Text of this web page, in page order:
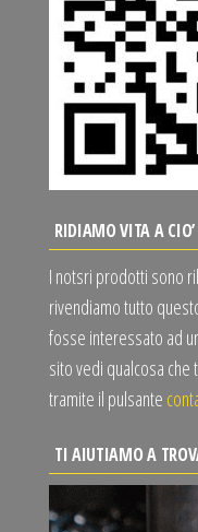
RIDIAMO VITA A
I notsri prodotti sono
rivendiamo tutto
fosse interessato ad
sito vedi qualcosa
tramite il pulsante
TI AIUTIAMO A